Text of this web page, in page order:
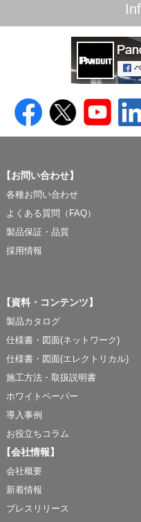
【お問い合わせ】
各種お問い合わせ
よくある質問（FAQ）
製品保証・品質
採用情報
【資料・コンテンツ】
製品カタログ
仕様書・図面(ネットワーク)
仕様書・図面(エレクトリカル)
施工方法・取扱説明書
ホワイトペーパー
導入事例
お役立ちコラム
【会社情報】
会社概要
新着情報
プレスリリース